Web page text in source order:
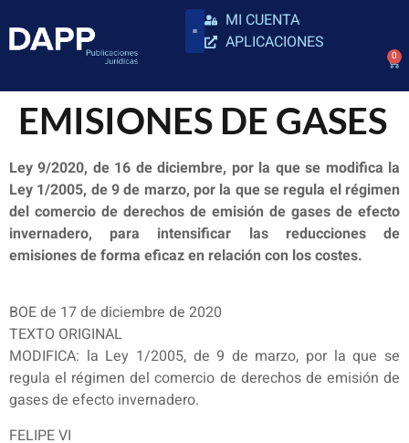
MI CUENTA
APLICACIONES
0
EMISIONES DE GASES
Ley 9/2020, de 16 de diciembre, por la que se modifica la
Ley 1/2005, de 9 de marzo, por la que se regula el régimen
del comercio de derechos de emisión de gases de efecto
invernadero, para intensificar las reducciones de
emisiones de forma eficaz en relación con los costes.
BOE de 17 de diciembre de 2020
TEXTO ORIGINAL
MODIFICA: la Ley 1/2005, de 9 de marzo, por la que se
regula el régimen del comercio de derechos de emisión de
gases de efecto invernadero.
FELIPE VI